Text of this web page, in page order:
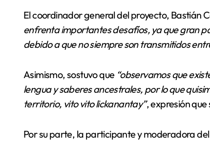
El coordinador general del proyecto, Bastián
enfrenta importantes desafíos, ya que gran
debido a que no siempre son transmitidos
Asimismo, sostuvo que “observamos que
lengua y saberes ancestrales, por lo que
territorio, vito vito lickanantay”, expresión
Por su parte, la participante y moderadora